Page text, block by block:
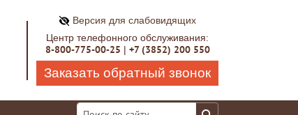
Версия для слабовидящих
Центр телефонного обслуживания:
8-800-775-00-25 | +7 (3852) 200 550
Заказать обратный звонок